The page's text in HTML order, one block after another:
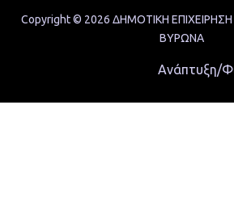
Copyright © 2026 ΔΗΜΟΤΙΚΗ
ΒΥΡΩΝΑ
Ανάπτυξη/